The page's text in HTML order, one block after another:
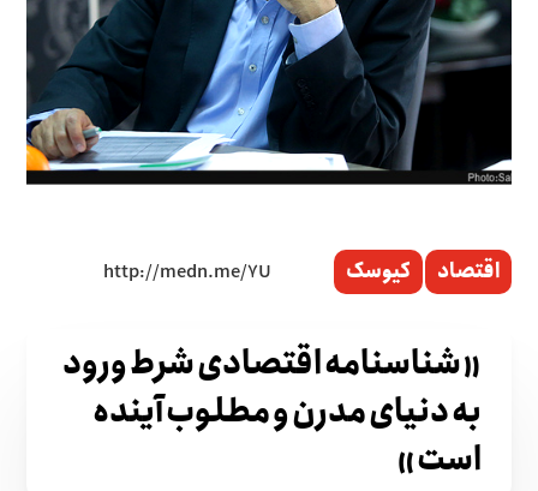
اقتصاد کیوسک
«شناسنامه اقتصادی شرط ورود
به دنیای مدرن و مطلوب آینده
است»